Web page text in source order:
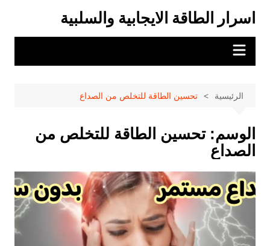
المحتوى
اسرار الطاقة الايجابية والسلبية
الرئيسية تحسين الطاقة للتخلص من الصداع
الوسم:تحسين الطاقة للتخلص من
الصداع